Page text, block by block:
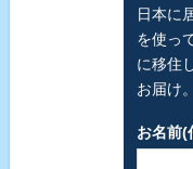
日本に
を使っ
に移住
お届け。
お名前(